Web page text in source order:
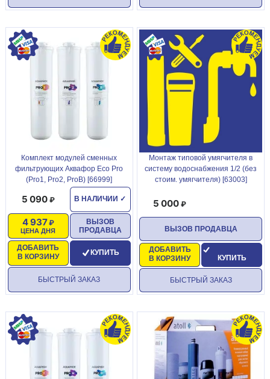
Комплект модулей сменных
фильтрующих Аквафор Eco Pro
(Pro1, Pro2, ProB) [66999]
В НАЛИЧИИ ✓
5 090
ЦЕНА ДНЯ
4 937
ДОБАВИТЬ
В КОРЗИНУ
ВЫЗОВ
ПРОДАВЦА
КУПИТЬ
БЫСТРЫЙ ЗАКАЗ
Монтаж типовой умягчителя в
систему водоснабжения 1/2 (без
стоим. умягчителя) [63003]
5 000
ДОБАВИТЬ
В КОРЗИНУ
ВЫЗОВ ПРОДАВЦА
КУПИТЬ
БЫСТРЫЙ ЗАКАЗ